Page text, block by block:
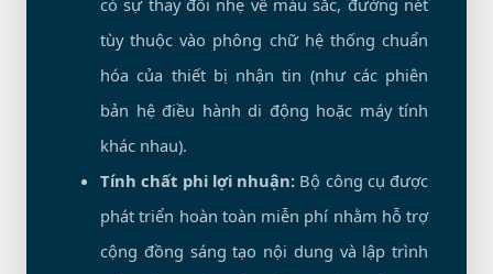
có sự thay đổi nhẹ về màu sắc, đường nét
tùy thuộc vào phông chữ hệ thống chuẩn
hóa của thiết bị nhận tin (như các phiên
bản hệ điều hành di động hoặc máy tính
khác nhau).
Tính chất phi lợi nhuận: Bộ công cụ được
phát triển hoàn toàn miễn phí nhằm hỗ trợ
cộng đồng sáng tạo nội dung và lập trình